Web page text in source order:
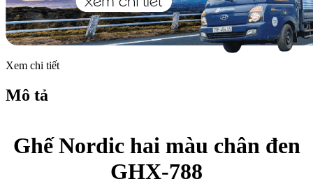
Xem chi tiết
Mô tả
Ghế Nordic hai màu chân đen
GHX-788